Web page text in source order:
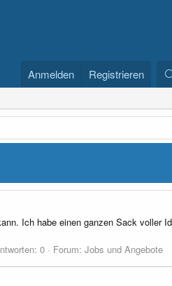
Anmelden Registrieren
Ich habe einen ganzen Sack voller
0 Forum: Jobs und Angebote